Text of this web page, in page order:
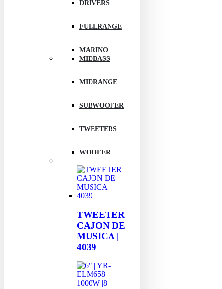
DRIVERS
FULLRANGE
MARINO
MIDBASS
MIDRANGE
SUBWOOFER
TWEETERS
WOOFER
TWEETER
CAJON DE
MUSICA |
4039